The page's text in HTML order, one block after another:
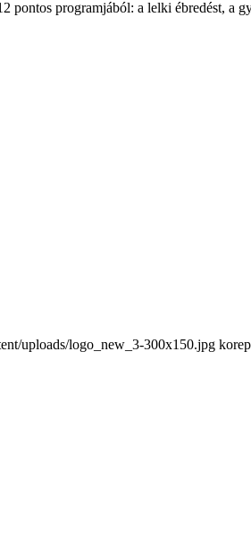
pontos programjából: a lelki ébredést, a
uploads/logo_new_3-300x150.jpg korep